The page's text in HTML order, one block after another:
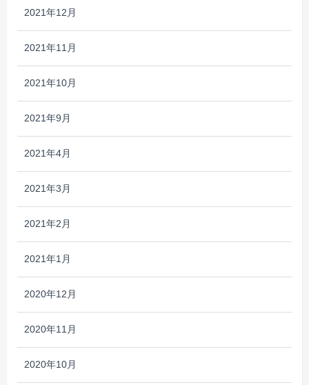
2021年12月
2021年11月
2021年10月
2021年9月
2021年4月
2021年3月
2021年2月
2021年1月
2020年12月
2020年11月
2020年10月